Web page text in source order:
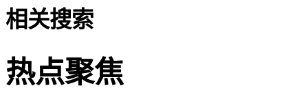
相关搜索
热点聚焦